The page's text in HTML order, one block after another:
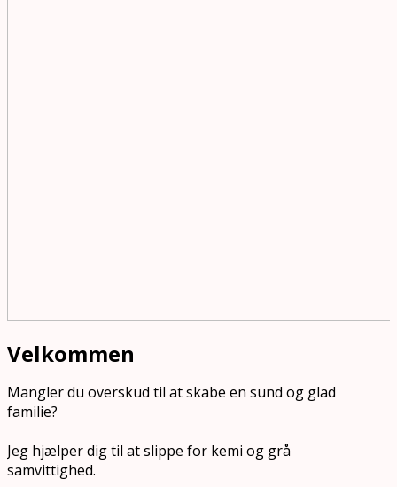
Velkommen
Mangler du overskud til at skabe en sund og glad
familie?
Jeg hjælper dig til at slippe for kemi og grå
samvittighed.